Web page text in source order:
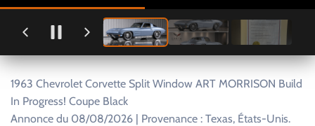
1963 Chevrolet Corvette Split Window ART MORRISON Build
In Progress! Coupe Black
Annonce du 08/08/2026 | Provenance : Texas, États-Unis.